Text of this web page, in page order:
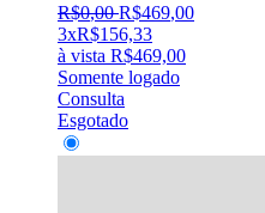
R$0,00 R$469,00
3xR$156,33
à vista R$469,00
Somente logado
Consulta
Esgotado